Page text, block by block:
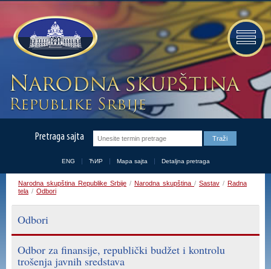
Pretraga sajta
ENG ЋИР Mapa sajta Detaljna pretraga
Narodna skupština Republike Srbije / Narodna skupština / Sastav / Radna
tela / Odbori
Odbori
Odbor za finansije, republički budžet i kontrolu
trošenja javnih sredstava